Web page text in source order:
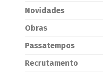
Novidades
Obras
Passatempos
Recrutamento